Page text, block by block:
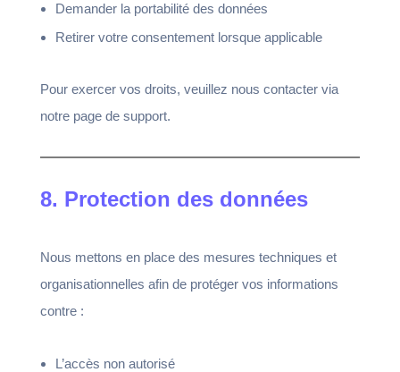
Demander la portabilité des données
Retirer votre consentement lorsque applicable
Pour exercer vos droits, veuillez nous contacter via
notre page de support.
8. Protection des données
Nous mettons en place des mesures techniques et
organisationnelles afin de protéger vos informations
contre :
L’accès non autorisé